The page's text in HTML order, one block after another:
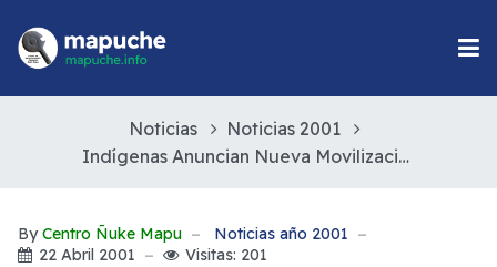
Noticias
Noticias 2001
Indígenas Anuncian Nueva Movilización
By Centro Ñuke Mapu
Noticias año 2001
22 Abril 2001
Visitas: 201